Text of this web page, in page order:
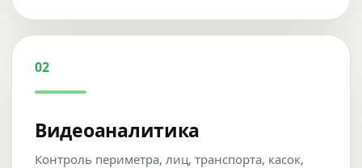
02
Видеоаналитика
Контроль периметра, лиц, транспорта, касок,